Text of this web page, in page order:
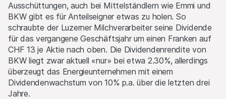
Ausschüttungen, auch bei Mittelständlern wie Emmi und
BKW gibt es für Anteilseigner etwas zu holen. So
schraubte der Luzerner Milchverarbeiter seine Dividende
für das vergangene Geschäftsjahr um einen Franken auf
CHF 13 je Aktie nach oben. Die Dividendenrendite von
BKW liegt zwar aktuell «nur» bei etwa 2.30%, allerdings
überzeugt das Energieunternehmen mit einem
Dividendenwachstum von 10% p.a. über die letzten drei
Jahre.